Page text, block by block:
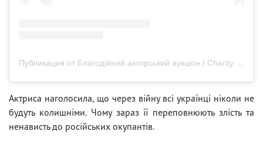
Публикация от Благодійний акторський аукціон / Charity acting auction 🇺🇦 (@act_lots)
Актриса наголосила, що через війну всі українці ніколи не
будуть колишніми. Чому зараз її переповнюють злість та
ненависть до російських окупантів.